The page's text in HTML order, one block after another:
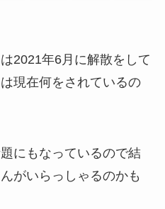
2021年6月に解散をして
現在何をされているの
にもなっているので結
がいらっしゃるのかも